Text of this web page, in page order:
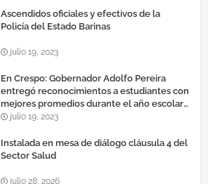
Ascendidos oficiales y efectivos de la
Policía del Estado Barinas
julio 19, 2023
En Crespo: Gobernador Adolfo Pereira
entregó reconocimientos a estudiantes con
mejores promedios durante el año escolar
2022 – 2023
julio 19, 2023
Instalada en mesa de diálogo cláusula 4 del
Sector Salud
julio 28, 2026